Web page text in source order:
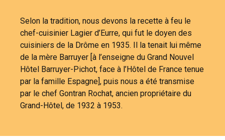
Selon la tradition, nous devons la recette à feu le
chef-cuisinier Lagier d’Eurre, qui fut le doyen des
cuisiniers de la Drôme en 1935. Il la tenait lui même
de la mère Barruyer [à l’enseigne du Grand Nouvel
Hôtel Barruyer-Pichot, face à l’Hôtel de France tenue
par la famille Espagne], puis nous a été transmise
par le chef Gontran Rochat, ancien propriétaire du
Grand-Hôtel, de 1932 à 1953.